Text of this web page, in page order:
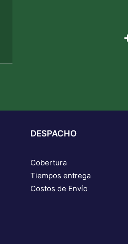
DESPACHO
Cobertura
Tiempos entrega
Costos de Envío